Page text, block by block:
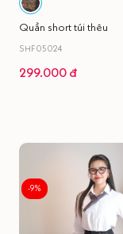
Quần short túi thêu
SHF05024
299.000 đ
-9%